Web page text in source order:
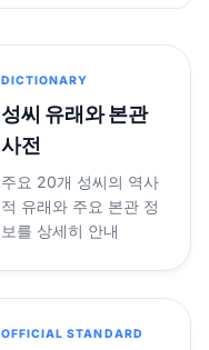
DICTIONARY
성씨 유래와 본관
사전
주요 20개 성씨의 역사
적 유래와 주요 본관 정
보를 상세히 안내
OFFICIAL STANDARD